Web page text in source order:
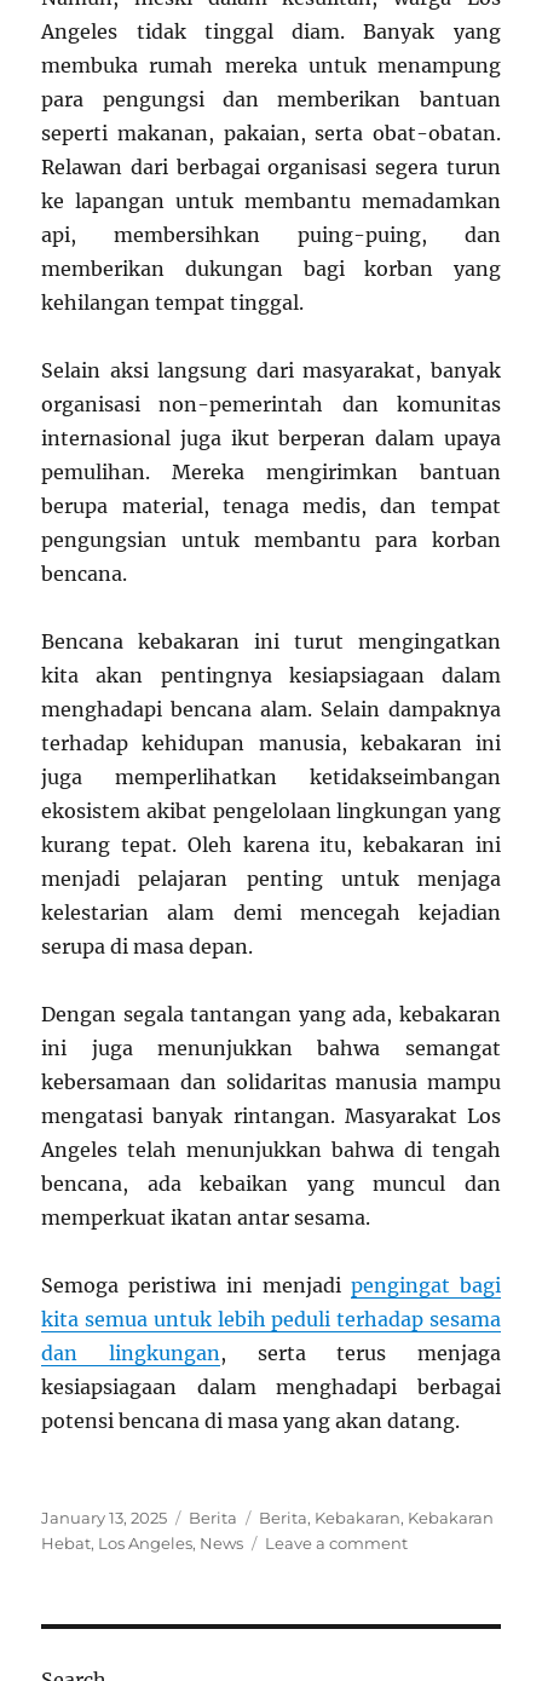
Angeles tidak tinggal diam. Banyak yang
membuka rumah mereka untuk menampung
para pengungsi dan memberikan bantuan
seperti makanan, pakaian, serta obat-obatan.
Relawan dari berbagai organisasi segera turun
ke lapangan untuk membantu memadamkan
api, membersihkan puing-puing, dan
memberikan dukungan bagi korban yang
kehilangan tempat tinggal.
Selain aksi langsung dari masyarakat, banyak
organisasi non-pemerintah dan komunitas
internasional juga ikut berperan dalam upaya
pemulihan. Mereka mengirimkan bantuan
berupa material, tenaga medis, dan tempat
pengungsian untuk membantu para korban
bencana.
Bencana kebakaran ini turut mengingatkan
kita akan pentingnya kesiapsiagaan dalam
menghadapi bencana alam. Selain dampaknya
terhadap kehidupan manusia, kebakaran ini
juga memperlihatkan ketidakseimbangan
ekosistem akibat pengelolaan lingkungan yang
kurang tepat. Oleh karena itu, kebakaran ini
menjadi pelajaran penting untuk menjaga
kelestarian alam demi mencegah kejadian
serupa di masa depan.
Dengan segala tantangan yang ada, kebakaran
ini juga menunjukkan bahwa semangat
kebersamaan dan solidaritas manusia mampu
mengatasi banyak rintangan. Masyarakat Los
Angeles telah menunjukkan bahwa di tengah
bencana, ada kebaikan yang muncul dan
memperkuat ikatan antar sesama.
Semoga peristiwa ini menjadi pengingat bagi
kita semua untuk lebih peduli terhadap sesama
dan lingkungan, serta terus menjaga
kesiapsiagaan dalam menghadapi berbagai
potensi bencana di masa yang akan datang.
Posted
on
January 13, 2025 Categories
Berita Tags
Berita, Kebakaran, Kebakaran
Hebat, Los Angeles, News Leave a commenton